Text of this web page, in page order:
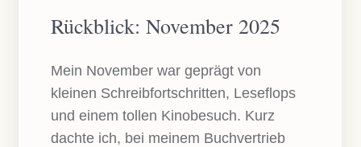
Rückblick: November 2025
Mein November war geprägt von
kleinen Schreibfortschritten, Leseflops
und einem tollen Kinobesuch. Kurz
dachte ich, bei meinem Buchvertrieb